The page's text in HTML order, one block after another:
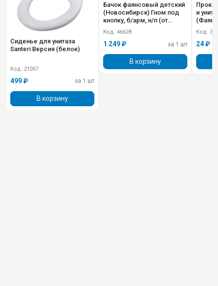
Сиденье для унитаза
Santeri Версия (белое)
Код: 21057
499 ₽ за 1 шт
В корзину
Бачок фаянсовый детский
(Новосибирск) Гном под
кнопку, б/арм, н/п (от
монокороба Малыш)
Код: 46628
1 249 ₽ за 1 шт
В корзину
и
Код:
24 ₽